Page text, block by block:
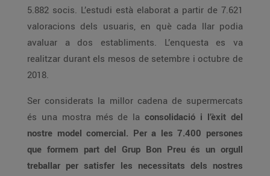
5.882 socis. L’estudi està elaborat a partir de 7.621
valoracions dels usuaris, en què cada llar podia
avaluar a dos establiments. L’enquesta es va
realitzar durant els mesos de setembre i octubre de
2018.
Ser considerats la millor cadena de supermercats
és una mostra més de la consolidació i l’èxit del
nostre model comercial. Per a les 7.400 persones
que formem part del Grup Bon Preu és un orgull
treballar per satisfer les necessitats dels nostres